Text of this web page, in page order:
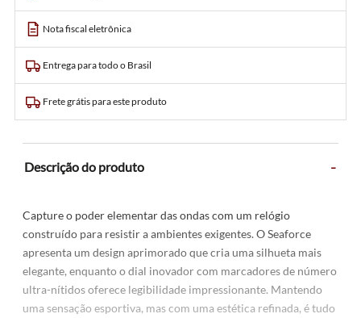
Nota fiscal eletrônica
Entrega para todo o Brasil
Frete grátis para este produto
Descrição do produto -
Capture o poder elementar das ondas com um relógio
construído para resistir a ambientes exigentes. O Seaforce
apresenta um design aprimorado que cria uma silhueta mais
elegante, enquanto o dial inovador com marcadores de número
ultra-nítidos oferece legibilidade impressionante. Mantendo
uma sensação esportiva, mas com uma estética refinada, é tudo